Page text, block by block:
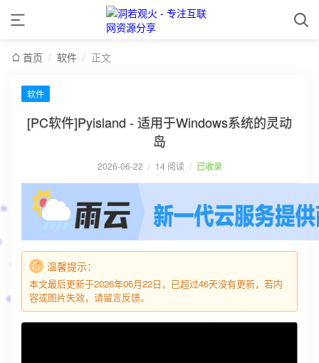
首页 / 软件 / 正文
软件
[PC软件]Pyisland - 适用于Windows系统的灵动
岛
2026-06-22 / 14 阅读 / 已收录
温馨提示：
本文最后更新于2026年06月22日，已超过46天没有更新，若内
容或图片失效，请留言反馈。